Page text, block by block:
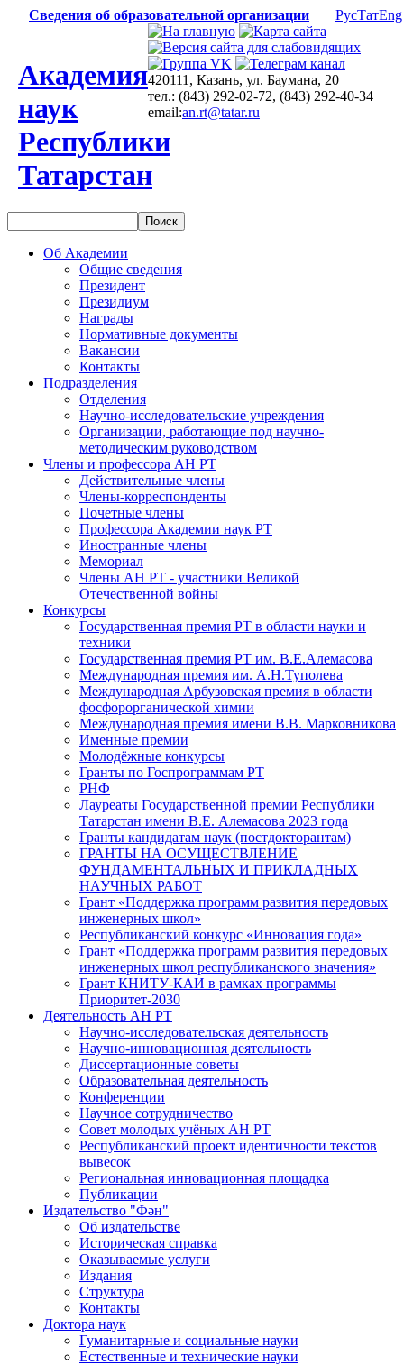
Сведения об образовательной организации РусТатEng
Академия
наук
Республики
Татарстан
420111, Казань, ул. Баумана, 20
тел.: (843) 292-02-72, (843) 292-40-34
email:an.rt@tatar.ru
Об Академии
Общие сведения
Президент
Президиум
Награды
Нормативные документы
Вакансии
Контакты
Подразделения
Отделения
Научно-исследовательские учреждения
Организации, работающие под научно-
методическим руководством
Члены и профессора АН РТ
Действительные члены
Члены-корреспонденты
Почетные члены
Профессора Академии наук РТ
Иностранные члены
Мемориал
Члены АН РТ - участники Великой
Отечественной войны
Конкурсы
Государственная премия РТ в области науки и
техники
Государственная премия РТ им. В.Е.Алемасова
Международная премия им. А.Н.Туполева
Международная Арбузовская премия в области
фосфорорганической химии
Международная премия имени В.В. Марковникова
Именные премии
Молодёжные конкурсы
Гранты по Госпрограммам РТ
РНФ
Лауреаты Государственной премии Республики
Татарстан имени В.Е. Алемасова 2023 года
Гранты кандидатам наук (постдокторантам)
ГРАНТЫ НА ОСУЩЕСТВЛЕНИЕ
ФУНДАМЕНТАЛЬНЫХ И ПРИКЛАДНЫХ
НАУЧНЫХ РАБОТ
Грант «Поддержка программ развития передовых
инженерных школ»
Республиканский конкурс «Инновация года»
Грант «Поддержка программ развития передовых
инженерных школ республиканского значения»
Грант КНИТУ-КАИ в рамках программы
Приоритет-2030
Деятельность АН РТ
Научно-исследовательская деятельность
Научно-инновационная деятельность
Диссертационные советы
Образовательная деятельность
Конференции
Научное сотрудничество
Совет молодых учёных АН РТ
Республиканский проект идентичности текстов
вывесок
Региональная инновационная площадка
Публикации
Издательство "Фән"
Об издательстве
Историческая справка
Оказываемые услуги
Издания
Структура
Контакты
Доктора наук
Гуманитарные и социальные науки
Естественные и технические науки